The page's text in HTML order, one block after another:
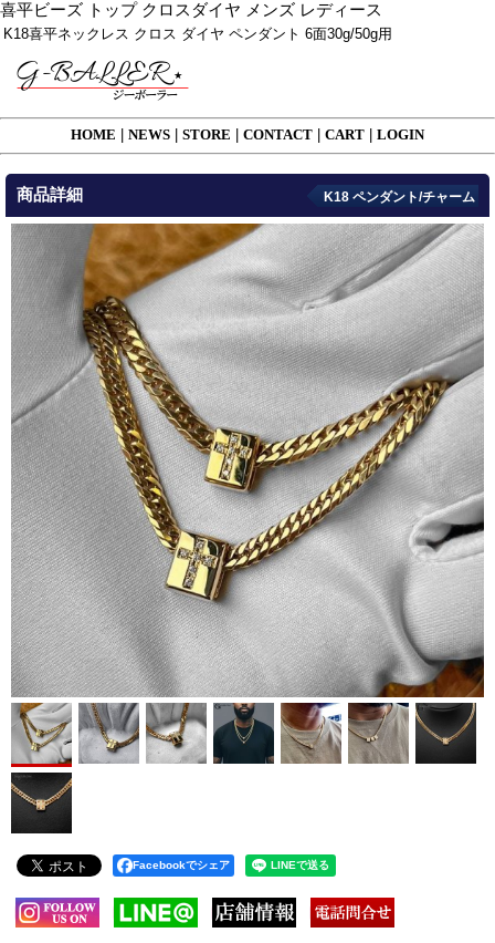
喜平ビーズ トップ クロスダイヤ メンズ レディース
K18喜平ネックレス クロス ダイヤ ペンダント 6面30g/50g用
HOME NEWS STORE CONTACT CART LOGIN
商品詳細 K18 ペンダント/チャーム
Facebookでシェア